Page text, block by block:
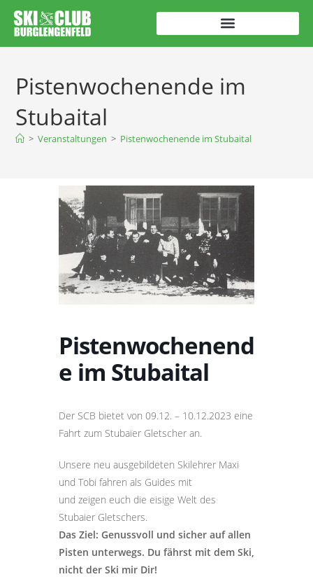
Pistenwochenende im
Stubaital
> Veranstaltungen > Pistenwochenende im Stubaital
Pistenwochenend
e im Stubaital
Der SCB bietet von 09.12. – 10.12.2023 eine
Fahrt zum Stubaier Gletscher an.
Unsere neu ausgebildeten Skilehrer Maxi
und Tobi fahren als Guides mit
und zeigen euch die eisige Welt des
Stubaier Gletschers.
Das Ziel: Genussvoll und sicher auf allen
Pisten unterwegs. Du fährst mit dem Ski,
nicht der Ski mir Dir!